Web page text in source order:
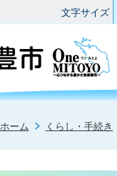
文字サイズ
ホーム くらし・手続き